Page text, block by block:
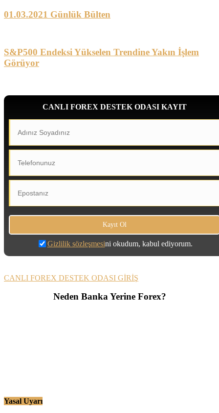
01.03.2021 Günlük Bülten
S&P500 Endeksi Yükselen Trendine Yakın İşlem
Görüyor
CANLI FOREX DESTEK ODASI KAYIT
Gizlilik sözleşmesini okudum, kabul ediyorum.
CANLI FOREX DESTEK ODASI GİRİŞ
Neden Banka Yerine Forex?
Yasal Uyarı